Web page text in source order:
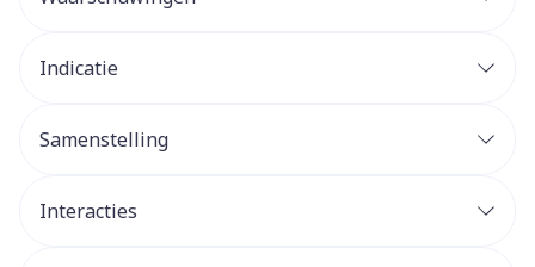
Indicatie
Samenstelling
Interacties